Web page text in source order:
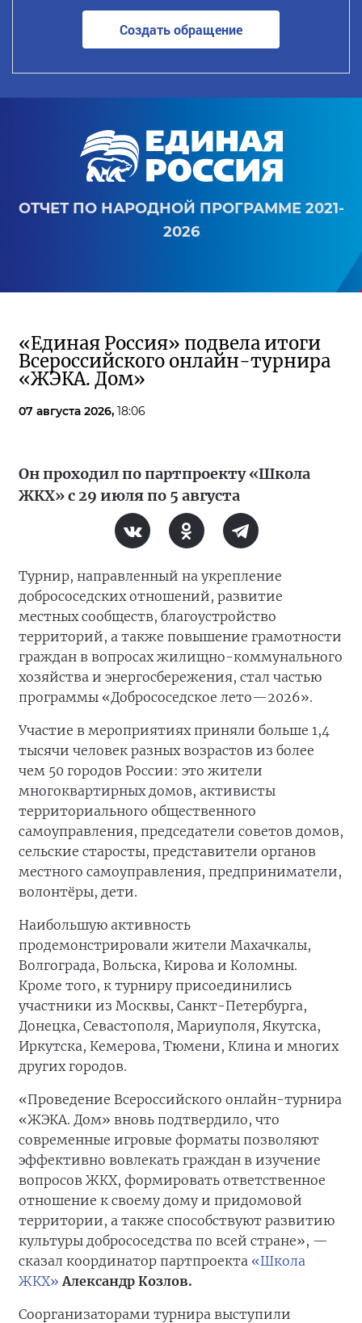
Создать обращение
ОТЧЕТ ПО НАРОДНОЙ ПРОГРАММЕ 2021-
2026
«Единая Россия» подвела итоги
Всероссийского онлайн-турнира
«ЖЭКА. Дом»
07 августа 2026, 18:06
Он проходил по партпроекту «Школа
ЖКХ» с 29 июля по 5 августа
Турнир, направленный на укрепление
добрососедских отношений, развитие
местных сообществ, благоустройство
территорий, а также повышение грамотности
граждан в вопросах жилищно-коммунального
хозяйства и энергосбережения, стал частью
программы «Добрососедское лето—2026».
Участие в мероприятиях приняли больше 1,4
тысячи человек разных возрастов из более
чем 50 городов России: это жители
многоквартирных домов, активисты
территориального общественного
самоуправления, председатели советов домов,
сельские старосты, представители органов
местного самоуправления, предприниматели,
волонтёры, дети.
Наибольшую активность
продемонстрировали жители Махачкалы,
Волгограда, Вольска, Кирова и Коломны.
Кроме того, к турниру присоединились
участники из Москвы, Санкт-Петербурга,
Донецка, Севастополя, Мариуполя, Якутска,
Иркутска, Кемерова, Тюмени, Клина и многих
других городов.
«Проведение Всероссийского онлайн-турнира
«ЖЭКА. Дом» вновь подтвердило, что
современные игровые форматы позволяют
эффективно вовлекать граждан в изучение
вопросов ЖКХ, формировать ответственное
отношение к своему дому и придомовой
территории, а также способствуют развитию
культуры добрососедства по всей стране», —
сказал координатор партпроекта «Школа
ЖКХ» Александр Козлов.
Соорганизаторами турнира выступили